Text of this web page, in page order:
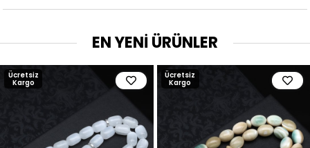
EN YENİ ÜRÜNLER
Ücretsiz
Kargo
Ücretsiz
Kargo